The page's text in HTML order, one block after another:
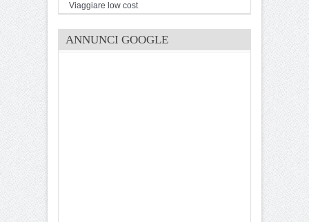
Viaggiare low cost
ANNUNCI GOOGLE